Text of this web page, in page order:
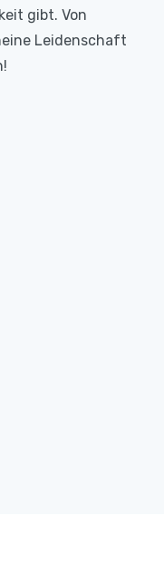
gibt. Von
Leidenschaft